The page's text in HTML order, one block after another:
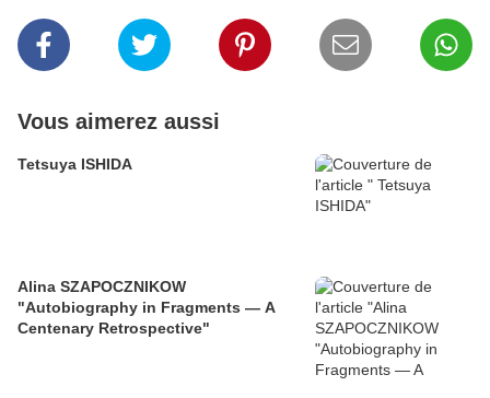
Vous aimerez aussi
Tetsuya ISHIDA
Alina SZAPOCZNIKOW
"Autobiography in Fragments — A
Centenary Retrospective"